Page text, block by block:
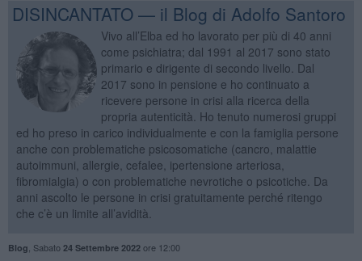
DISINCANTATO — il Blog di Adolfo Santoro
Vivo all’Elba ed ho lavorato per più di 40 anni
come psichiatra; dal 1991 al 2017 sono stato
primario e dirigente di secondo livello. Dal
2017 sono in pensione e ho continuato a
ricevere persone in crisi alla ricerca della
propria autenticità. Ho tenuto numerosi gruppi
ed ho preso in carico individualmente e con la famiglia persone
anche con problematiche psicosomatiche (cancro, malattie
autoimmuni, allergie, cefalee, ipertensione arteriosa,
fibromialgia) o con problematiche nevrotiche o psicotiche. Da
anni ascolto le persone in crisi gratuitamente perché ritengo
che c’è un limite all’avidità.
Blog Sabato 24 Settembre 2022ore 12:00